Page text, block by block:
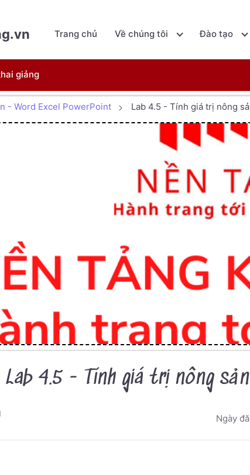
Trang chủ Về chúng tôi Đào tạo
giảng
- Word Excel PowerPoint Lab 4.5 - Tính giá trị nông
Lab 4.5 - Tính giá trị nông sản
Ngày